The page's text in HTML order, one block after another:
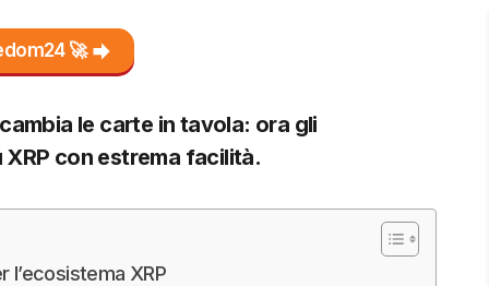
🚀
le carte in tavola: ora gli
con estrema facilità.
l’ecosistema XRP